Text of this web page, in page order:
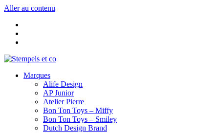
Aller au contenu
Marques
Alife Design
AP Junior
Atelier Pierre
Bon Ton Toys – Miffy
Bon Ton Toys – Smiley
Dutch Design Brand